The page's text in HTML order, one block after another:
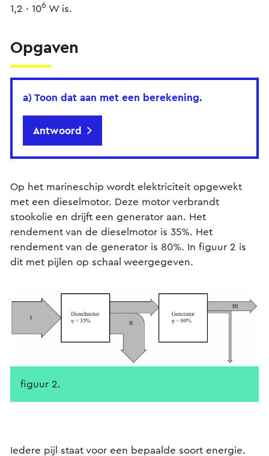
1,2 ∙ 106 W is.
Opgaven
a) Toon dat aan met een berekening.
Antwoord
Op het marineschip wordt elektriciteit opgewekt
met een dieselmotor. Deze motor verbrandt
stookolie en drijft een generator aan. Het
rendement van de dieselmotor is 35%. Het
rendement van de generator is 80%. In figuur 2 is
dit met pijlen op schaal weergegeven.
figuur 2.
Iedere pijl staat voor een bepaalde soort energie.